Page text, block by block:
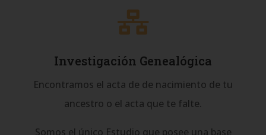

Investigación Genealógica
Encontramos el acta de de nacimiento de tu
ancestro o el acta que te falte.
Somos el único Estudio que posee una base